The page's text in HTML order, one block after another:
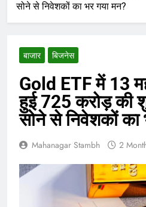
सोने से निवेशकों का भर गया मन?
बाजार बिजनेस
Gold ETF में 13
हुई 725 करोड़ की
सोने से निवेशकों का
Mahanagar Stambh 2